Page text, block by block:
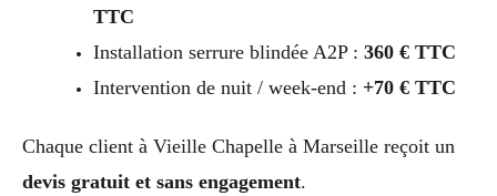
TTC
Installation serrure blindée A2P : 360 € TTC
Intervention de nuit / week-end : +70 € TTC
Chaque client à Vieille Chapelle à Marseille reçoit un
devis gratuit et sans engagement.